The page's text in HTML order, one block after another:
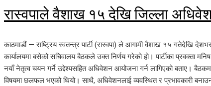
रास्वपाले वैशाख १५ देखि जिल्ला
काठमाडौं — राष्ट्रिय स्वतन्त्र पार्टी (रास्वपा) ले आगामी वैशाख १५ गतेदेखि
कार्यालयमा बसेको सचिवालय बैठकले उक्त निर्णय गरेको हो। पार्टीका प्रवक्ता
नयाँ नेतृत्व चयन गर्ने उद्देश्यसहित अधिवेशन आयोजना गर्न लागिएको बताए।
विषयमा छलफल भएको थियो। साथै, अधिवेशनलाई व्यवस्थित र प्रभावकारी